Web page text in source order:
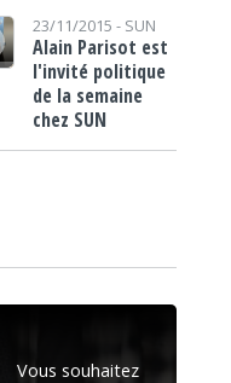
Lecteur audio
23/11/2015 - SUN
Alain Parisot est
l'invité politique
de la semaine
chez SUN
Vous souhaitez